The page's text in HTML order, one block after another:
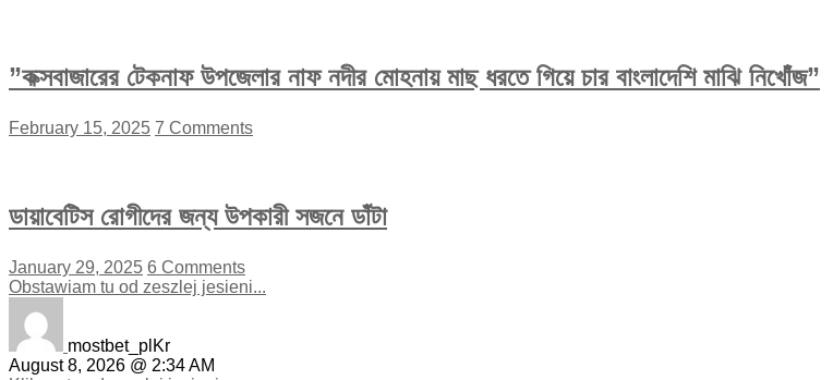
”কক্সবাজারের টেকনাফ উপজেলার নাফ নদীর মোহনায় মাছ ধরতে গিয়ে চার বাংলাদেশি মাঝি নিখোঁজ”
February 15, 2025 7 Comments
ডায়াবেটিস রোগীদের জন্য উপকারী সজনে ডাঁটা
January 29, 2025 6 Comments
Obstawiam tu od zeszlej jesieni...
mostbet_plKr
August 8, 2026 @ 2:34 AM